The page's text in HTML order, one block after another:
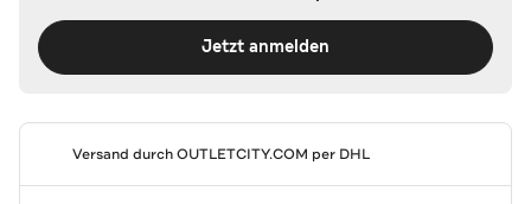
Jetzt anmelden
Versand durchOUTLETCITY.COM per DHL